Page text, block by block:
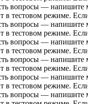
вопросы — напишите
в тестовом режиме.
вопросы — напишите
в тестовом режиме.
вопросы — напишите
в тестовом режиме.
вопросы — напишите
в тестовом режиме.
вопросы — напишите
в тестовом режиме.
вопросы — напишите